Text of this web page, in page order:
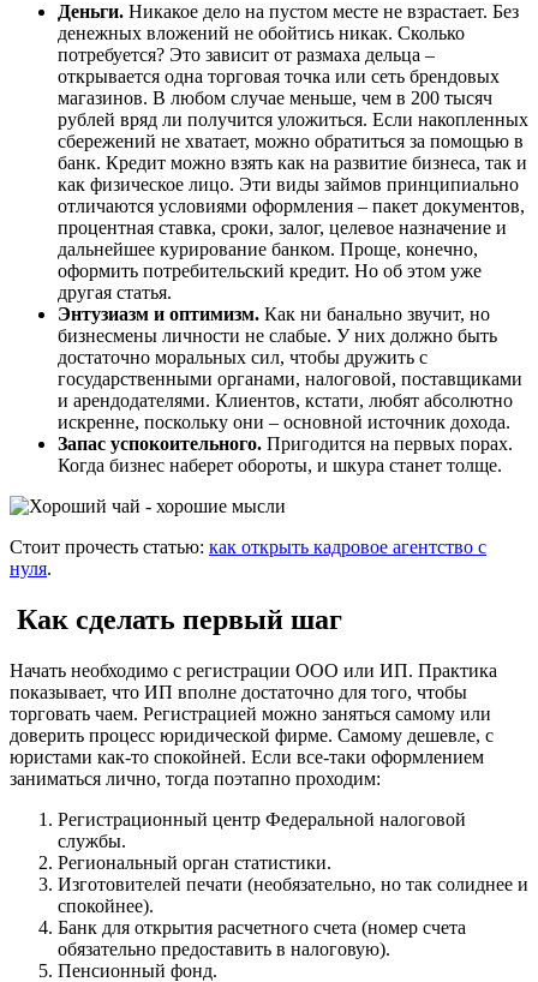
Деньги. Никакое дело на пустом месте не взрастает. Без
денежных вложений не обойтись никак. Сколько
потребуется? Это зависит от размаха дельца –
открывается одна торговая точка или сеть брендовых
магазинов. В любом случае меньше, чем в 200 тысяч
рублей вряд ли получится уложиться. Если накопленных
сбережений не хватает, можно обратиться за помощью в
банк. Кредит можно взять как на развитие бизнеса, так и
как физическое лицо. Эти виды займов принципиально
отличаются условиями оформления – пакет документов,
процентная ставка, сроки, залог, целевое назначение и
дальнейшее курирование банком. Проще, конечно,
оформить потребительский кредит. Но об этом уже
другая статья.
Энтузиазм и оптимизм. Как ни банально звучит, но
бизнесмены личности не слабые. У них должно быть
достаточно моральных сил, чтобы дружить с
государственными органами, налоговой, поставщиками
и арендодателями. Клиентов, кстати, любят абсолютно
искренне, поскольку они – основной источник дохода.
Запас успокоительного. Пригодится на первых порах.
Когда бизнес наберет обороты, и шкура станет толще.
Стоит прочесть статью: как открыть кадровое агентство с
нуля.
Как сделать первый шаг
Начать необходимо с регистрации ООО или ИП. Практика
показывает, что ИП вполне достаточно для того, чтобы
торговать чаем. Регистрацией можно заняться самому или
доверить процесс юридической фирме. Самому дешевле, с
юристами как-то спокойней. Если все-таки оформлением
заниматься лично, тогда поэтапно проходим:
Регистрационный центр Федеральной налоговой
службы.
Региональный орган статистики.
Изготовителей печати (необязательно, но так солиднее и
спокойнее).
Банк для открытия расчетного счета (номер счета
обязательно предоставить в налоговую).
Пенсионный фонд.